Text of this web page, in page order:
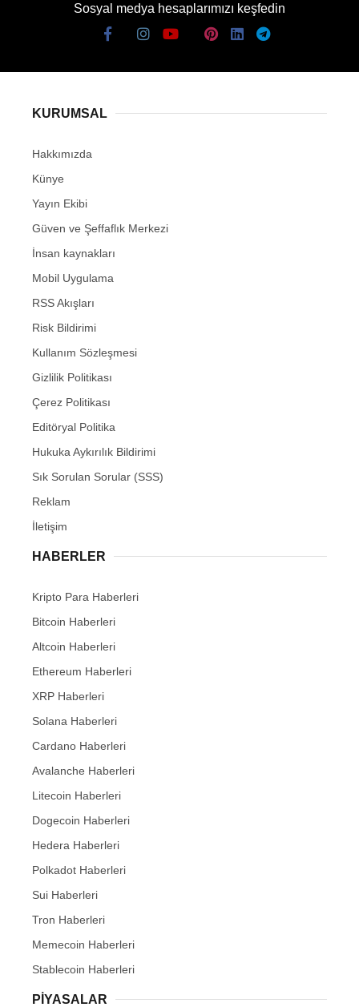
Sosyal medya hesaplarımızı keşfedin
KURUMSAL
Hakkımızda
Künye
Yayın Ekibi
Güven ve Şeffaflık Merkezi
İnsan kaynakları
Mobil Uygulama
RSS Akışları
Risk Bildirimi
Kullanım Sözleşmesi
Gizlilik Politikası
Çerez Politikası
Editöryal Politika
Hukuka Aykırılık Bildirimi
Sık Sorulan Sorular (SSS)
Reklam
İletişim
HABERLER
Kripto Para Haberleri
Bitcoin Haberleri
Altcoin Haberleri
Ethereum Haberleri
XRP Haberleri
Solana Haberleri
Cardano Haberleri
Avalanche Haberleri
Litecoin Haberleri
Dogecoin Haberleri
Hedera Haberleri
Polkadot Haberleri
Sui Haberleri
Tron Haberleri
Memecoin Haberleri
Stablecoin Haberleri
PIYASALAR